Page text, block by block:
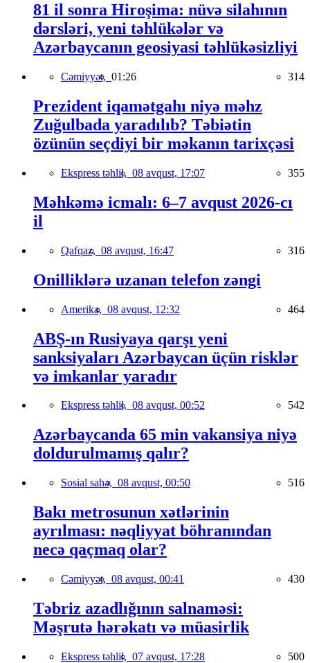
81 il sonra Hiroşima: nüvə silahının
dərsləri, yeni təhlükələr və
Azərbaycanın geosiyasi təhlükəsizliyi
Cəmiyyət, 01:26 314
Prezident iqamətgahı niyə məhz
Zuğulbada yaradılıb? Təbiətin
özünün seçdiyi bir məkanın tarixçəsi
Ekspress təhlil, 08 avqust, 17:07 355
Məhkəmə icmalı: 6–7 avqust 2026-cı
il
Qafqaz, 08 avqust, 16:47 316
Onilliklərə uzanan telefon zəngi
Amerika, 08 avqust, 12:32 464
ABŞ-ın Rusiyaya qarşı yeni
sanksiyaları Azərbaycan üçün risklər
və imkanlar yaradır
Ekspress təhlil, 08 avqust, 00:52 542
Azərbaycanda 65 min vakansiya niyə
doldurulmamış qalır?
Sosial sahə, 08 avqust, 00:50 516
Bakı metrosunun xətlərinin
ayrılması: nəqliyyat böhranından
necə qaçmaq olar?
Cəmiyyət, 08 avqust, 00:41 430
Təbriz azadlığının salnaməsi:
Məşrutə hərəkatı və müasirlik
Ekspress təhlil, 07 avqust, 17:28 500